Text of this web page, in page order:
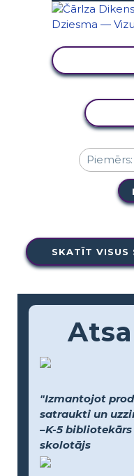
SKATĪT VISUS
"Izmantojot
satraukti un
–K-5
skolotājs